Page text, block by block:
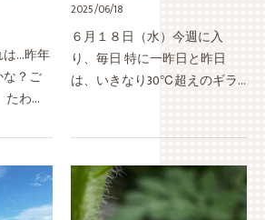
は…昨年
？ご
わわ
そ分け
もろう
ぁ"と
2025/06/18
６月１８日（水）今週に入
り、毎日 特に一昨日と昨日
は、いきなり30℃超えのギラ
は曇りがちな晴れやき、 朝か
ら小玉ア…